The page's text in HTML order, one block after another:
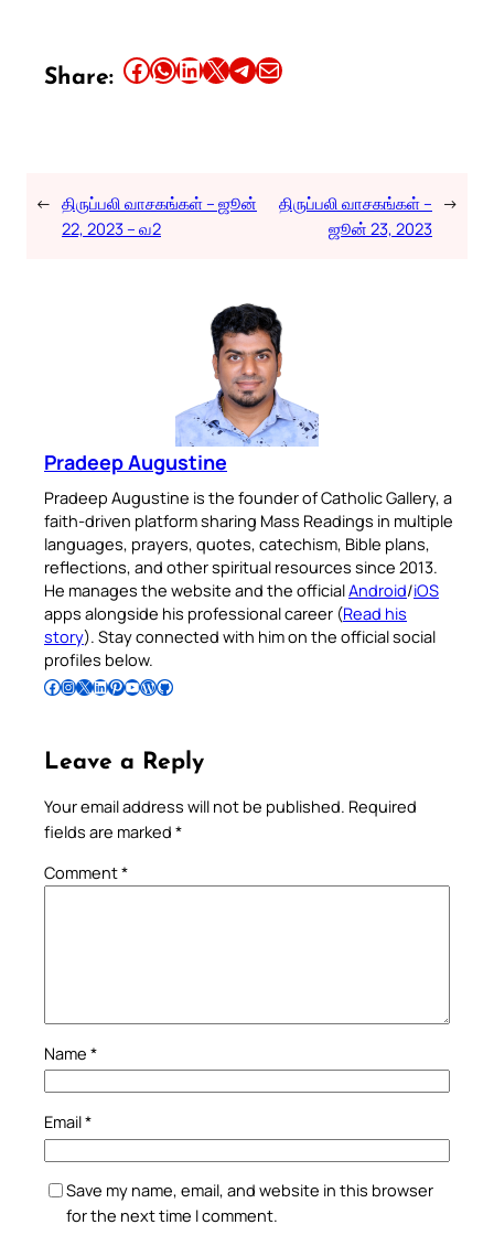
Share: Share this article on Facebook Share this article on WhatsApp Share this article on LinkedIn Share this article on X Share this article on TelegramEmail this Article
← திருப்பலி வாசகங்கள் – ஜூன்
22, 2023 – வ2
திருப்பலி வாசகங்கள் –
ஜூன் 23, 2023
→
Pradeep Augustine
Pradeep Augustine is the founder of Catholic Gallery, a
faith-driven platform sharing Mass Readings in multiple
languages, prayers, quotes, catechism, Bible plans,
reflections, and other spiritual resources since 2013.
He manages the website and the officialAndroid/iOS
apps alongside his professional career (Read his
story). Stay connected with him on the official social
profiles below.
Follow Pradeep on Facebook Follow Pradeep on InstagramFollow Pradeep on X Follow Pradeep on LinkedIn Follow Pradeep on Pinterest Subscribe to Pradeep’s Youtube Channel Follow Pradeep on WordPress Follow Pradeep on GitHub
Leave a Reply
Your email address will not be published. Required
fields are marked *
Comment*
Name *
Email*
Save my name, email, and website in this browser
for the next time I comment.